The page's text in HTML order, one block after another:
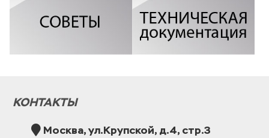
КОНТАКТЫ
Москва, ул.Крупской, д.4, стр.3